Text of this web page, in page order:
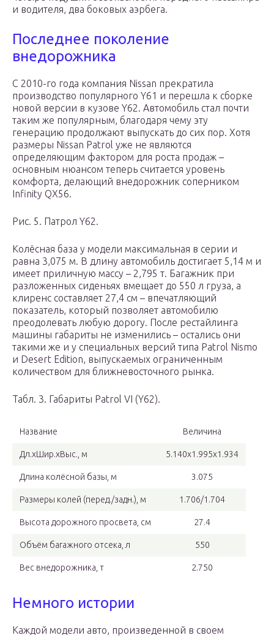
и водителя, два боковых аэрбега.
Последнее поколение
внедорожника
С 2010-го года компания Nissan прекратила
производство популярного Y61 и перешла к сборке
новой версии в кузове Y62. Автомобиль стал почти
таким же популярным, благодаря чему эту
генерацию продолжают выпускать до сих пор. Хотя
размеры Nissan Patrol уже не являются
определяющим фактором для роста продаж –
основным нюансом теперь считается уровень
комфорта, делающий внедорожник соперником
Infinity QX56.
Рис. 5. Патрол Y62.
Колёсная база у модели максимальная в серии и
равна 3,075 м. В длину автомобиль достигает 5,14 м и
имеет приличную массу – 2,795 т. Багажник при
разложенных сиденьях вмещает до 550 л груза, а
клиренс составляет 27,4 см – впечатляющий
показатель, который позволяет автомобилю
преодолевать любую дорогу. После рестайлинга
машины габариты не изменились – остались они
такими же и у специальных версий типа Patrol Nismo
и Desert Edition, выпускаемых ограниченным
количеством для ближневосточного рынка.
Табл. 3. Габариты Patrol VI (Y62).
Название Величина
Дл.хШир.хВыс., м 5.140х1.995х1.934
Длина колёсной базы, м 3.075
Размеры колей (перед./задн.), м 1.706/1.704
Высота дорожного просвета, см 27.4
Объём багажного отсека, л 550
Вес внедорожника, т 2.750
Немного истории
Каждой модели авто, произведенной в своем